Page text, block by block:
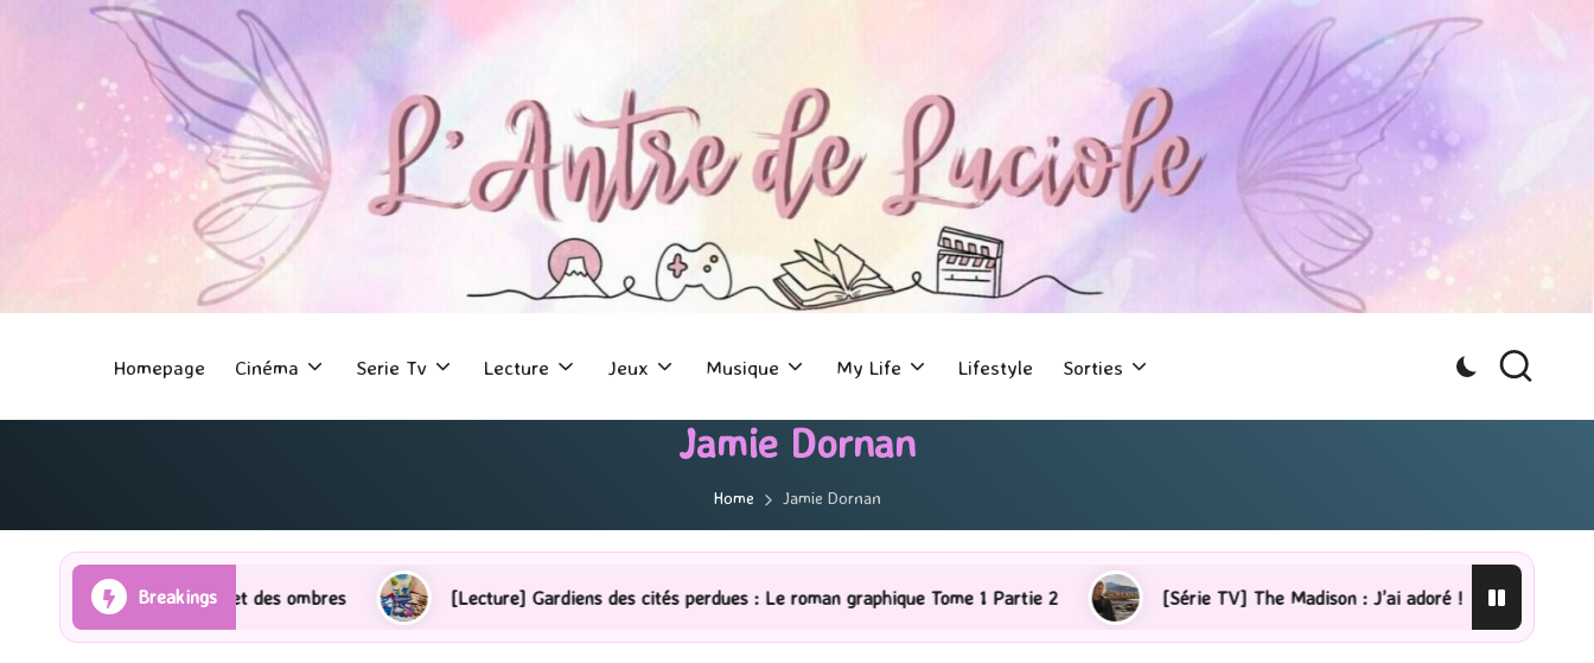
Homepage Cinéma Serie Tv Lecture Jeux Musique My Life Lifestyle Sorties
Jamie Dornan
Home Jamie Dornan
Breakings
Rayons et des ombres [Lecture] Gardiens des cités perdues : Le roman graphique Tome 1 Partie 2 [Série TV] The Madison : J’ai adoré ! [Lecture] La femme